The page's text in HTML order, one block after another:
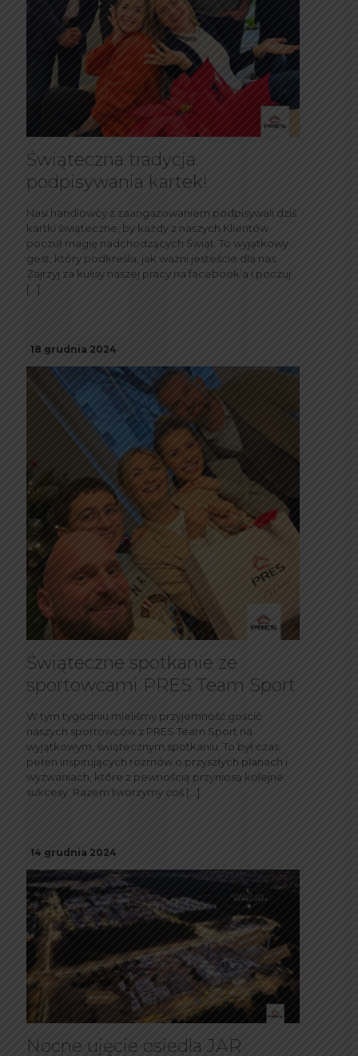
Świąteczna tradycja
podpisywania kartek!
Nasi handlowcy z zaangażowaniem podpisywali dziś
kartki świąteczne, by każdy z naszych Klientów
poczuł magię nadchodzących Świąt. To wyjątkowy
gest, który podkreśla, jak ważni jesteście dla nas.
Zajrzyj za kulisy naszej pracy na facebook’a i poczuj
[…]
18 grudnia 2024
Świąteczne spotkanie ze
sportowcami PRES Team Sport
W tym tygodniu mieliśmy przyjemność gościć
naszych sportowców z PRES Team Sport na
wyjątkowym, świątecznym spotkaniu. To był czas
pełen inspirujących rozmów o przyszłych planach i
wyzwaniach, które z pewnością przyniosą kolejne
sukcesy. Razem tworzymy coś […]
14 grudnia 2024
Nocne ujęcie osiedla JAR